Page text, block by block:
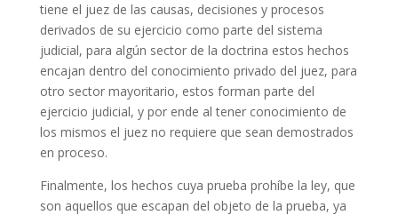
tiene el juez de las causas, decisiones y procesos
derivados de su ejercicio como parte del sistema
judicial, para algún sector de la doctrina estos hechos
encajan dentro del conocimiento privado del juez, para
otro sector mayoritario, estos forman parte del
ejercicio judicial, y por ende al tener conocimiento de
los mismos el juez no requiere que sean demostrados
en proceso.
Finalmente, los hechos cuya prueba prohíbe la ley, que
son aquellos que escapan del objeto de la prueba, ya